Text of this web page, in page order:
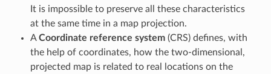
It is impossible to preserve all these characteristics
at the same time in a map projection.
ACoordinate reference system(CRS) defines, with
the help of coordinates, how the two-dimensional,
projected map is related to real locations on the